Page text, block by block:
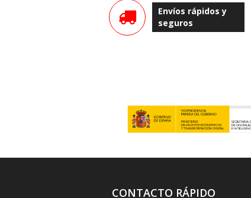
Envíos rápidos y
seguros
CONTACTO RÁPIDO